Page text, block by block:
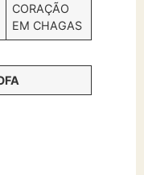
CORAÇÃO
EM CHAGAS